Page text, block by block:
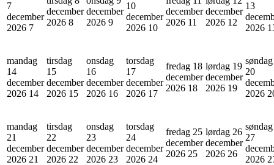
7
december
2026 7
december
2026 8
december
2026 9
10
december
2026 10
december
2026 11
december
2026 12
13
2026
mandag
14
december
2026 14
tirsdag
15
december
2026 15
onsdag
16
december
2026 16
torsdag
17
december
2026 17
fredag 18
december
2026 18
lørdag 19
december
2026 19
søndag
20
2026
mandag
21
december
2026 21
tirsdag
22
december
2026 22
onsdag
23
december
2026 23
torsdag
24
december
2026 24
fredag 25
december
2026 25
lørdag 26
december
2026 26
søndag
27
2026